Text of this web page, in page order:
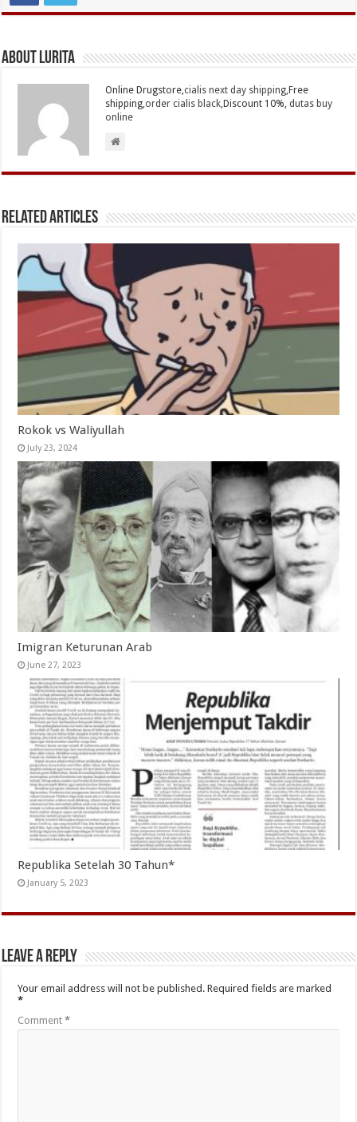
About Lurita
Online Drugstore,cialis next day shipping,Free
shipping,order cialis black,Discount 10%,dutas buy
online
Related Articles
Rokok vs Waliyullah
July 23, 2024
Imigran Keturunan Arab
June 27, 2023
Republika Setelah 30 Tahun*
January 5, 2023
Leave a Reply
Your email address will not be published. Required fields are marked
*
Comment*